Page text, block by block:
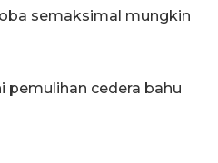
semaksimal mungkin
pemulihan cedera bahu